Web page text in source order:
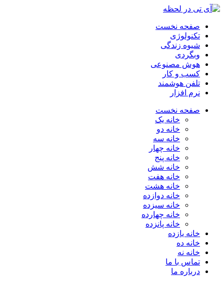
صفحه نخست
تکنولوژی
شیوه زندگی
وبگردی
هوش مصنوعی
کسب و کار
تلفن هوشمند
نرم افزار
صفحه نخست
خانه یک
خانه دو
خانه سه
خانه چهار
خانه پنج
خانه شش
خانه هفت
خانه هشت
خانه دوازده
خانه سیزده
خانه چهارده
خانه پانزده
خانه یازده
خانه ده
خانه نه
تماس با ما
درباره ما